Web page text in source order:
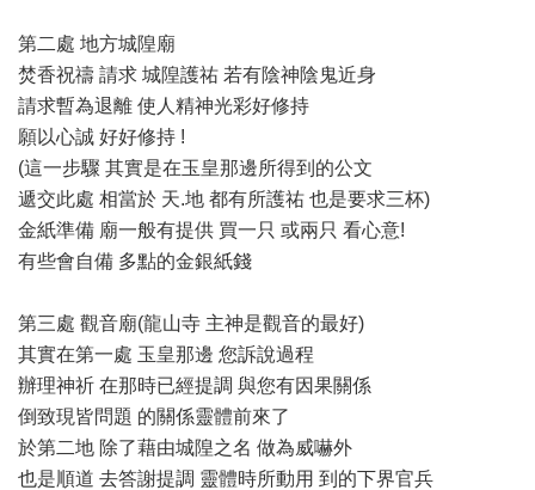
第二處 地方城隍廟
焚香祝禱 請求 城隍護祐 若有陰神陰鬼近身
請求暫為退離 使人精神光彩好修持
願以心誠 好好修持 !
(這一步驟 其實是在玉皇那邊所得到的公文
遞交此處 相當於 天.地 都有所護祐 也是要求三杯)
金紙準備 廟一般有提供 買一只 或兩只 看心意!
有些會自備 多點的金銀紙錢
第三處 觀音廟(龍山寺 主神是觀音的最好)
其實在第一處 玉皇那邊 您訴說過程
辦理神祈 在那時已經提調 與您有因果關係
倒致現皆問題 的關係靈體前來了
於第二地 除了藉由城隍之名 做為威嚇外
也是順道 去答謝提調 靈體時所動用 到的下界官兵